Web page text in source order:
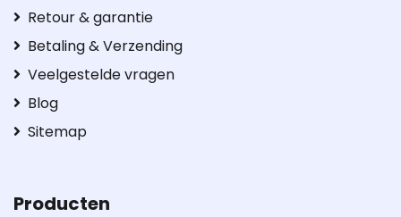
Retour & garantie
Betaling & Verzending
Veelgestelde vragen
Blog
Sitemap
Producten